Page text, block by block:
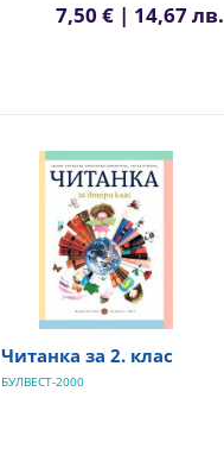
7,50 € | 14,67 лв.
Читанка за 2. клас
БУЛВЕСТ-2000